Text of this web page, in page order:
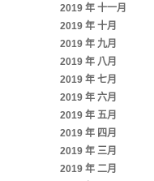
2019 年 十一月
2019 年 十月
2019 年 九月
2019 年 八月
2019 年 七月
2019 年 六月
2019 年 五月
2019 年 四月
2019 年 三月
2019 年 二月